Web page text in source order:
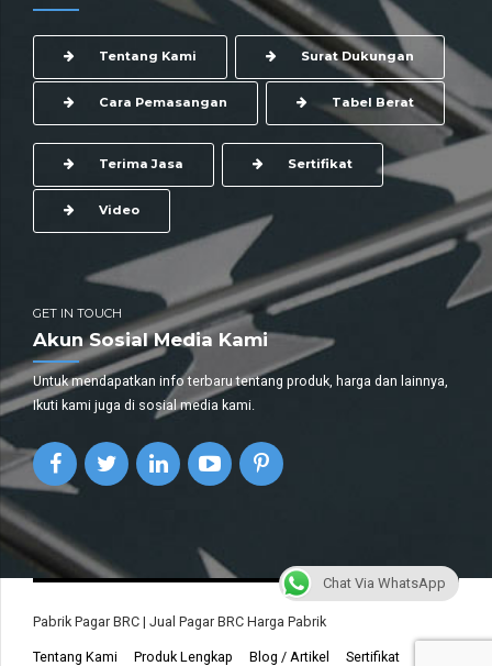
Tentang Kami Surat Dukungan
Cara Pemasangan Tabel Berat
Terima Jasa Sertifikat
Video
GET IN TOUCH
Akun Sosial Media Kami
Untuk mendapatkan info terbaru tentang produk, harga dan lainnya,
Ikuti kami juga di sosial media kami.
Pabrik Pagar BRC | Jual Pagar BRC Harga Pabrik
Tentang Kami Produk Lengkap Blog / Artikel Sertifikat
Chat Via WhatsApp